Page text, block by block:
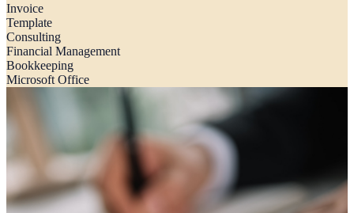
Invoice
Template
Consulting
Financial Management
Bookkeeping
Microsoft Office